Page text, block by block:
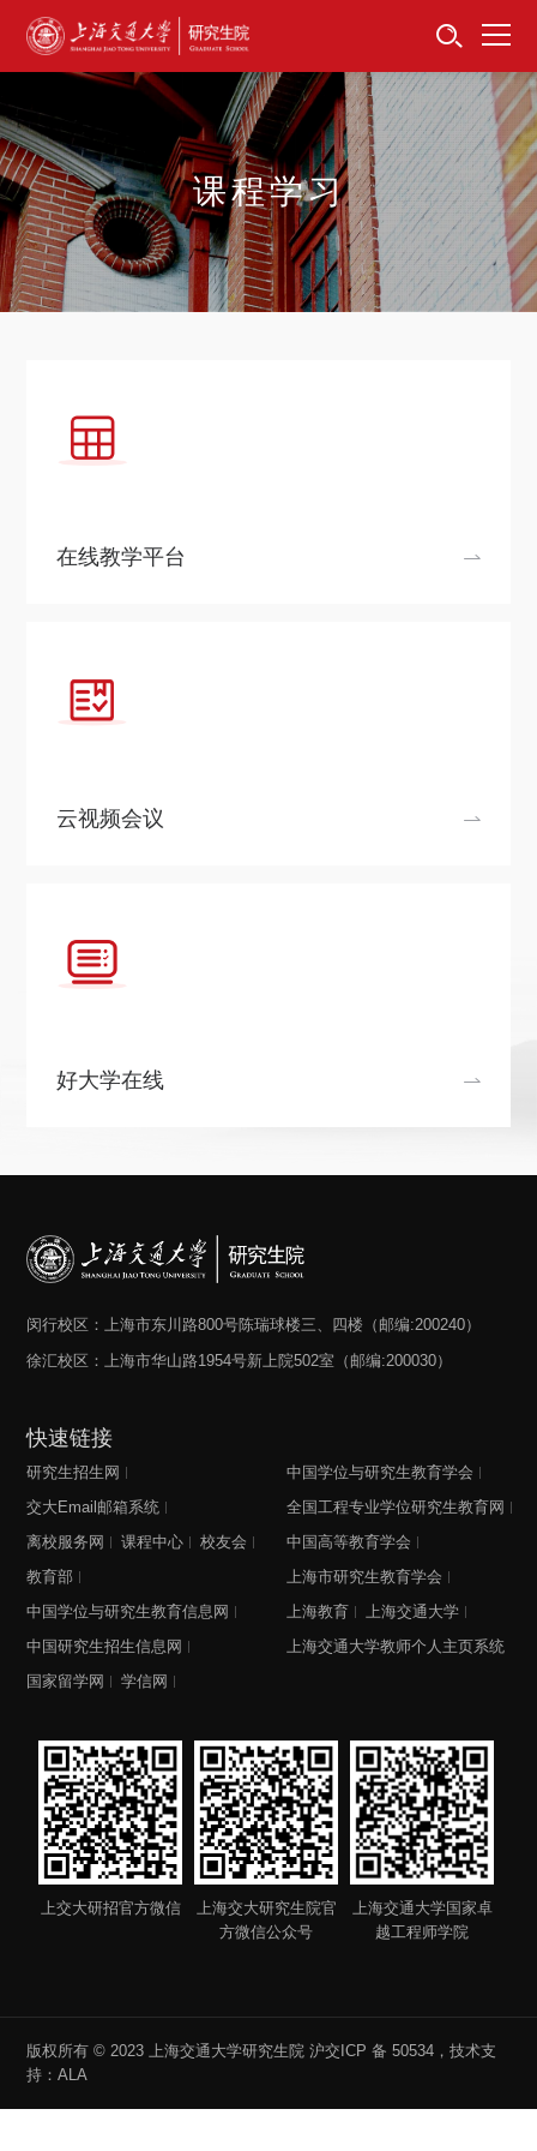
首页
招生工作
培养服务
学位学科
专项工作
关于我们
课程学习
在线教学平台
云视频会议
好大学在线
闵行校区：上海市东川路800号陈瑞球楼三、四楼（邮编:200240）
徐汇校区：上海市华山路1954号新上院502室（邮编:200030）
快速链接
研究生招生网
交大Email邮箱系统
离校服务网
课程中心
校友会
教育部
中国学位与研究生教育信息网
中国研究生招生信息网
国家留学网
学信网
中国学位与研究生教育学会
全国工程专业学位研究生教育网
中国高等教育学会
上海市研究生教育学会
上海教育
上海交通大学
上海交通大学教师个人主页系统
上交大研招官方微信
上海交大研究生院官
方微信公众号
上海交通大学国家卓
越工程师学院
版权所有 © 2023 上海交通大学研究生院沪交ICP 备 50534 ，技术支
持：ALA